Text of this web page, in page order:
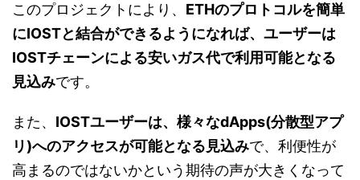
このプロジェクトにより、 ETHのプロトコルを簡単
にIOSTと結合ができるようになれば、ユーザーは
IOSTチェーンによる安いガス代で利用可能となる
見込みです。
また、 IOSTユーザーは、様々なdApps(分散型アプ
リ)へのアクセスが可能となる見込みで、利便性が
高まるのではないかという期待の声が大きくなって